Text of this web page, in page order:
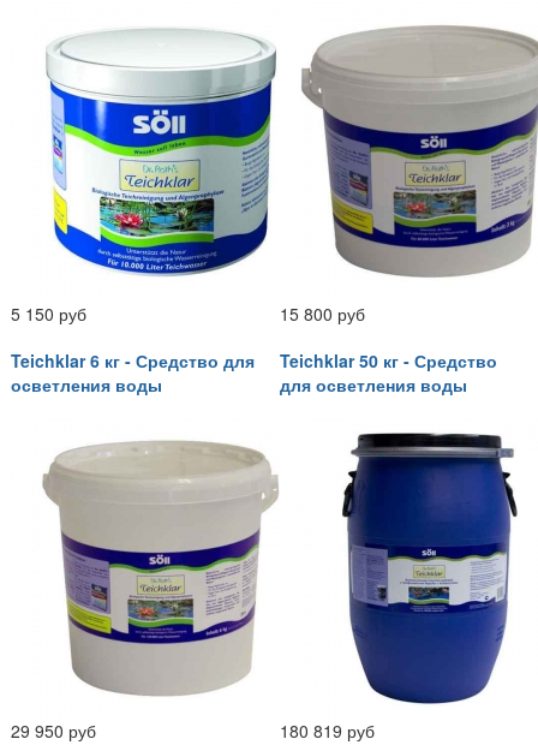
5 150 руб
15 800 руб
Teichklar 6 кг - Средство для
осветления воды
29 950 руб
Teichklar 50 кг - Средство
для осветления воды
180 819 руб